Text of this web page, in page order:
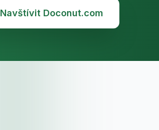
Navštívit Doconut.com